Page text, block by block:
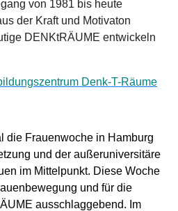
von 1981 bis heute
der Kraft und Motivaton
DENKtRÄUME entwickeln
Denk-T-Räume
die Frauenwoche in Hamburg
und der außeruniversitäre
im Mittelpunkt. Diese Woche
und für die
ausschlaggebend. Im